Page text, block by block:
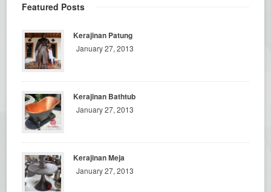
Featured Posts
Kerajinan Patung
January 27, 2013
Kerajinan Bathtub
January 27, 2013
Kerajinan Meja
January 27, 2013